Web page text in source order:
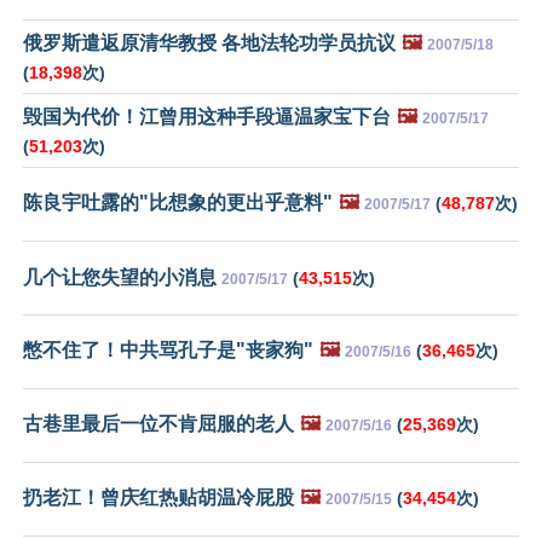
俄罗斯遣返原清华教授 各地法轮功学员抗议 🖼️ 2007/5/18
(18,398次)
毁国为代价！江曾用这种手段逼温家宝下台 🖼️ 2007/5/17
(51,203次)
陈良宇吐露的"比想象的更出乎意料" 🖼️ 2007/5/17 (48,787次)
几个让您失望的小消息 2007/5/17 (43,515次)
憋不住了！中共骂孔子是"丧家狗" 🖼️ 2007/5/16 (36,465次)
古巷里最后一位不肯屈服的老人 🖼️ 2007/5/16 (25,369次)
扔老江！曾庆红热贴胡温冷屁股 🖼️ 2007/5/15 (34,454次)